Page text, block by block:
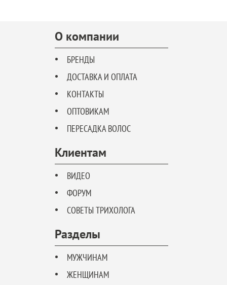
О компании
БРЕНДЫ
ДОСТАВКА И ОПЛАТА
КОНТАКТЫ
ОПТОВИКАМ
ПЕРЕСАДКА ВОЛОС
Клиентам
ВИДЕО
ФОРУМ
СОВЕТЫ ТРИХОЛОГА
Разделы
МУЖЧИНАМ
ЖЕНЩИНАМ